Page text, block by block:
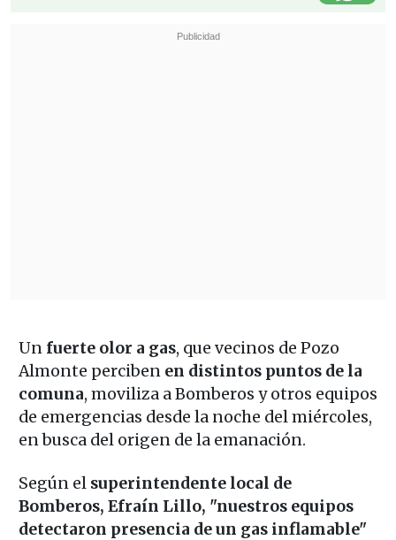
Un fuerte olor a gas, que vecinos de Pozo
Almonte perciben en distintos puntos de la
comuna, moviliza a Bomberos y otros equipos
de emergencias desde la noche del miércoles,
en busca del origen de la emanación.
Según el superintendentelocal de
Bomberos, Efraín Lillo, "nuestros equipos
detectaron presencia de un gas inflamable"